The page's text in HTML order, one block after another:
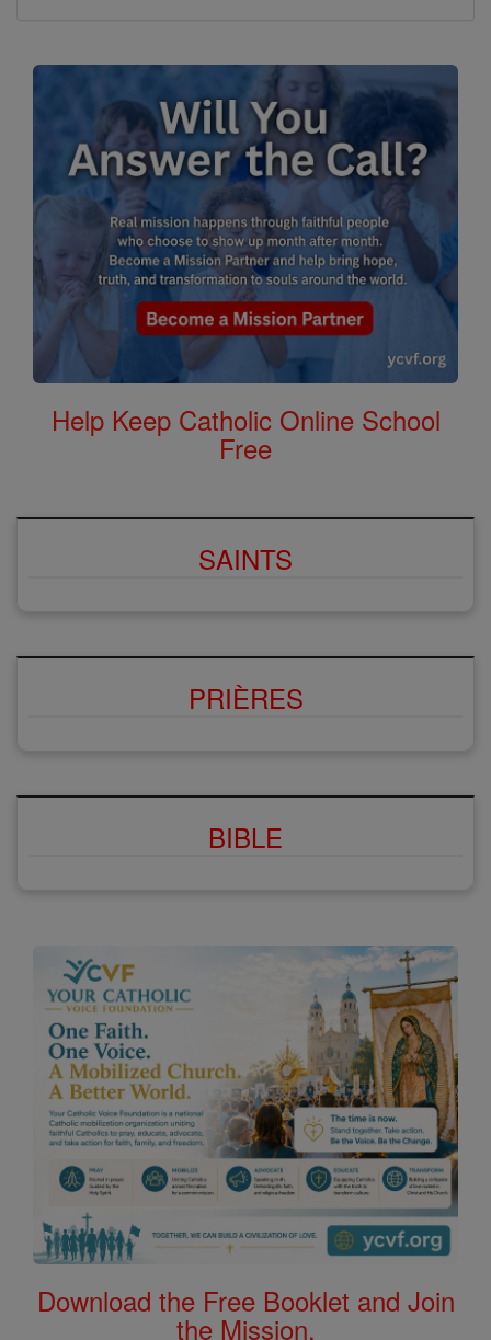
Help Keep Catholic Online School
Free
SAINTS
PRIÈRES
BIBLE
Download the Free Booklet and Join
the Mission.